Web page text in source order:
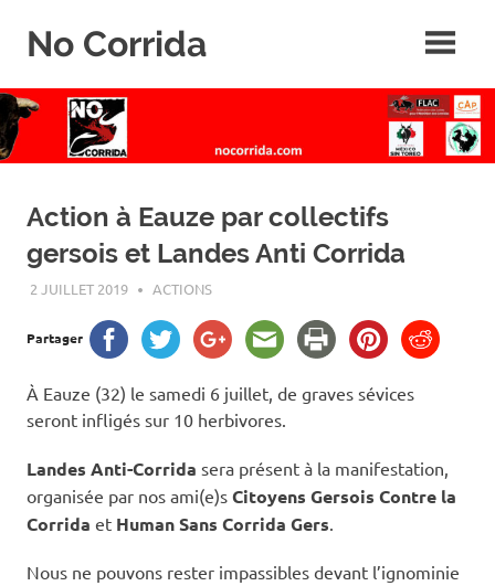
No Corrida
de
la
corrida
Action à Eauze par collectifs
gersois et Landes Anti Corrida
2 JUILLET 2019 ROGER LAHANA
ACTIONS
Partager
À Eauze (32) le samedi 6 juillet, de graves sévices
seront infligés sur 10 herbivores.
Landes Anti-Corrida sera présent à la manifestation,
organisée par nos ami(e)s Citoyens Gersois Contre la
Corrida et Human Sans Corrida Gers
Nous ne pouvons rester impassibles devant l’ignominie